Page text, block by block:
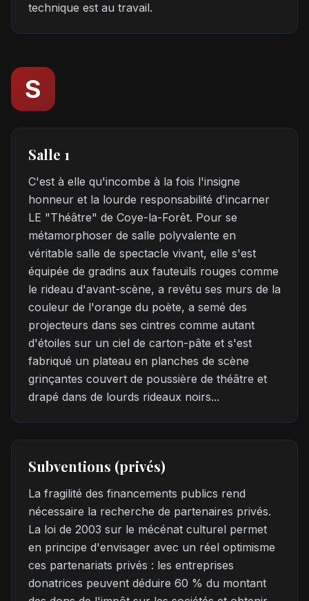
technique est au travail.
S
Salle 1
C'est à elle qu'incombe à la fois l'insigne
honneur et la lourde responsabilité d'incarner
LE "Théâtre" de Coye-la-Forêt. Pour se
métamorphoser de salle polyvalente en
véritable salle de spectacle vivant, elle s'est
équipée de gradins aux fauteuils rouges comme
le rideau d'avant-scène, a revêtu ses murs de la
couleur de l'orange du poète, a semé des
projecteurs dans ses cintres comme autant
d'étoiles sur un ciel de carton-pâte et s'est
fabriqué un plateau en planches de scène
grinçantes couvert de poussière de théâtre et
drapé dans de lourds rideaux noirs...
Subventions (privés)
La fragilité des financements publics rend
nécessaire la recherche de partenaires privés.
La loi de 2003 sur le mécénat culturel permet
en principe d'envisager avec un réel optimisme
ces partenariats privés : les entreprises
donatrices peuvent déduire 60 % du montant